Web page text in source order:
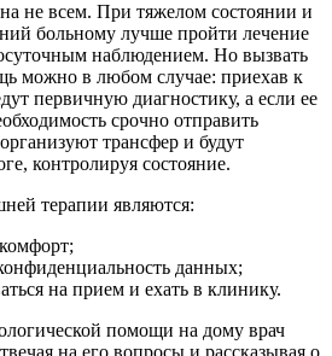
не всем. При тяжелом состоянии и
больному лучше пройти лечение
наблюдением. Но вызвать
можно в любом случае: приехав к
первичную диагностику, а если ее
срочно отправить
трансфер и будут
контролируя состояние.
терапии являются:
данных;
на прием и ехать в клинику.
помощи на дому врач